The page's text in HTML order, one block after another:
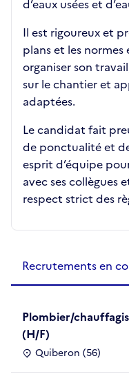
d’eaux usées et
Il est rigoureux et
plans et les
organiser son
sur le chantier et
adaptées.
Le candidat fait
de ponctualité et
esprit d’équipe
avec ses collègues
respect strict des
Recrutements en
Plombier/
(H/F)
Quiberon (56)